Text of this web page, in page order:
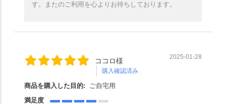
す。またのご利用を心よりお待ちしております。
ココロ様
購入確認済み
2025-01-28
商品を購入した目的:
ご自宅用
満足度